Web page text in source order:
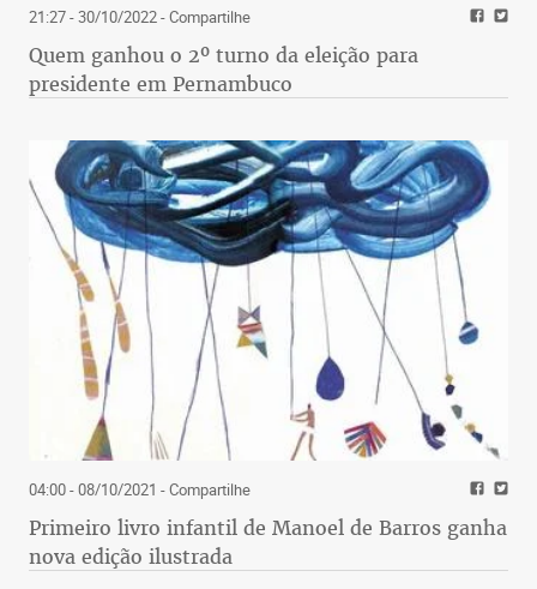
21:27 - 30/10/2022- Compartilhe
Quem ganhou o 2º turno da eleição para
presidente em Pernambuco
04:00 - 08/10/2021 - Compartilhe
Primeiro livro infantil de Manoel de Barros ganha
nova edição ilustrada